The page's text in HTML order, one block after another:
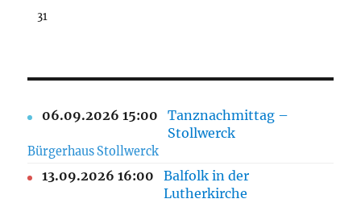
31
06.09.2026 15:00
Tanznachmittag –
Stollwerck
Bürgerhaus Stollwerck
13.09.2026 16:00
Balfolk in der
Lutherkirche